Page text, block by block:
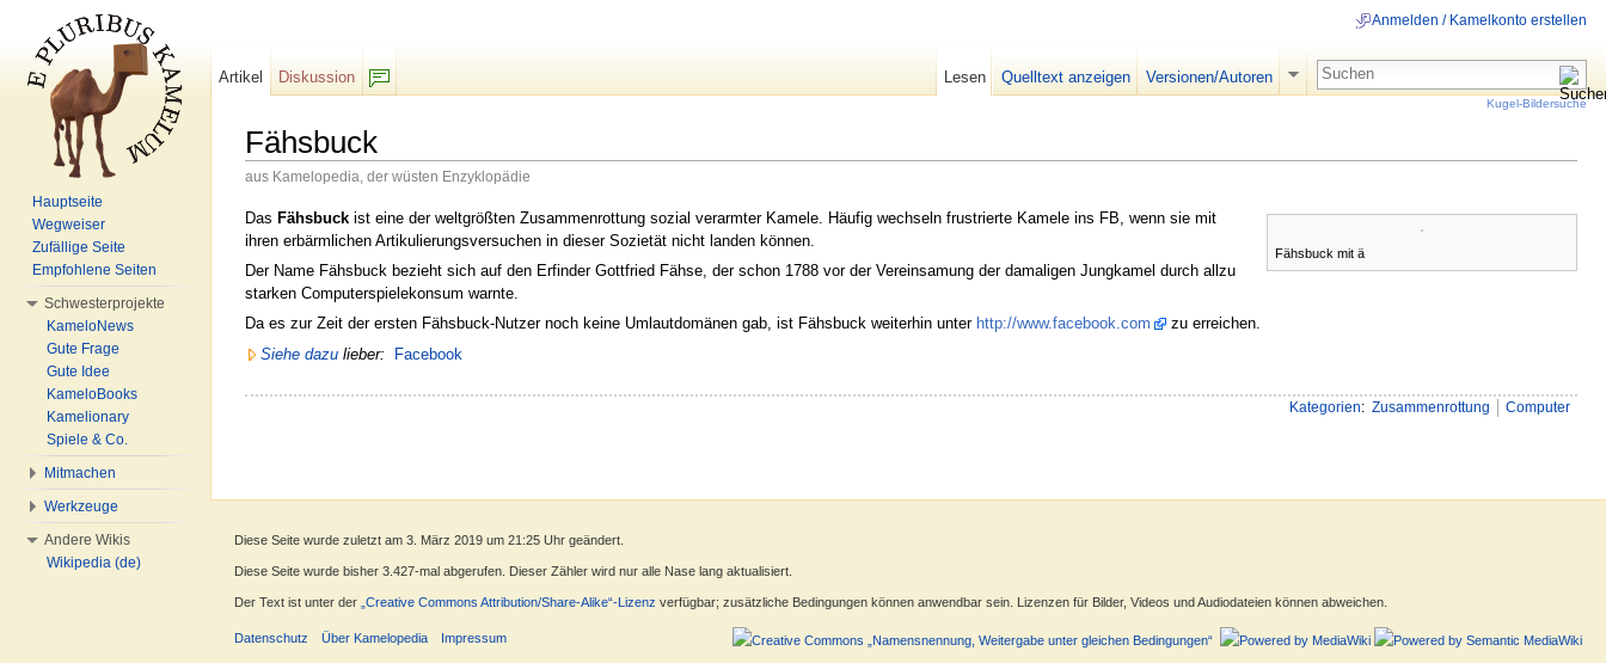
Fähsbuck
aus Kamelopedia, der wüsten Enzyklopädie
Fähsbuck mit ä
Das Fähsbuck ist eine der weltgrößten Zusammenrottung sozial verarmter Kamele. Häufig wechseln frustrierte Kamele ins FB, wenn sie mit
ihren erbärmlichen Artikulierungsversuchen in dieser Sozietät nicht landen können.
Der Name Fähsbuck bezieht sich auf den Erfinder Gottfried Fähse, der schon 1788 vor der Vereinsamung der damaligen Jungkamel durch allzu
starken Computerspielekonsum warnte.
Da es zur Zeit der ersten Fähsbuck-Nutzer noch keine Umlautdomänen gab, ist Fähsbuck weiterhin unter http://www.facebook.com
zu erreichen.
Siehe dazu lieber: Facebook
Kategorien: Zusammenrottung Computer
Anmelden / Kamelkonto erstellen
Artikel
Diskussion
Lesen Quelltext anzeigen Versionen/Autoren
Kugel-Bildersuche
Hauptseite
Wegweiser
Zufällige Seite
Empfohlene Seiten
Schwesterprojekte
KameloNews
Gute Frage
Gute Idee
KameloBooks
Kamelionary
Spiele & Co.
Mitmachen
Werkzeuge
Andere Wikis
Wikipedia (de)
Diese Seite wurde zuletzt am 3. März 2019 um 21:25 Uhr geändert.
Diese Seite wurde bisher 3.427-mal abgerufen. Dieser Zähler wird nur alle Nase lang aktualisiert.
Der Text ist unter der „Creative Commons Attribution/Share-Alike“-Lizenz verfügbar; zusätzliche Bedingungen können anwendbar sein. Lizenzen für Bilder, Videos und Audiodateien können abweichen.
Datenschutz Über Kamelopedia Impressum